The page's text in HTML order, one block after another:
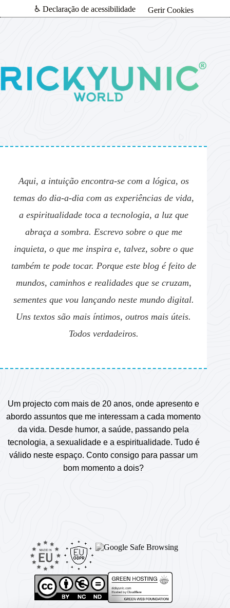
♿ Declaração de acessibilidade
Gerir Cookies
Aqui, a intuição encontra-se com a lógica, os
temas do dia-a-dia com as experiências de vida,
a espiritualidade toca a tecnologia, a luz que
abraça a sombra. Escrevo sobre o que me
inquieta, o que me inspira e, talvez, sobre o que
também te pode tocar. Porque este blog é feito de
mundos, caminhos e realidades que se cruzam,
sementes que vou lançando neste mundo digital.
Uns textos são mais íntimos, outros mais úteis.
Todos verdadeiros.
Um projecto com mais de 20 anos, onde apresento e
abordo assuntos que me interessam a cada momento
da vida. Desde humor, a saúde, passando pela
tecnologia, a sexualidade e a espiritualidade. Tudo é
válido neste espaço. Conto consigo para passar um
bom momento a dois?